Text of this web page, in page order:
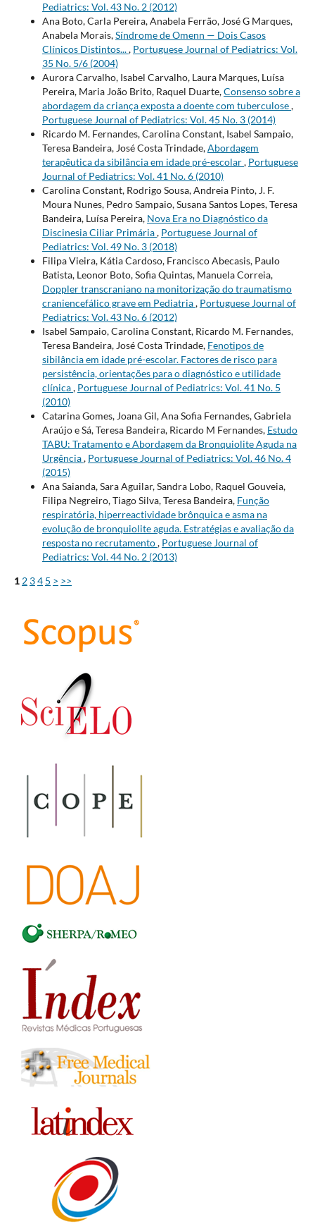
Pediatrics: Vol. 43 No. 2 (2012)
Ana Boto, Carla Pereira, Anabela Ferrão, José G Marques,
Anabela Morais,Síndrome de Omenn — Dois Casos
Clínicos Distintos..., Portuguese Journal of Pediatrics: Vol.
35 No. 5/6 (2004)
Aurora Carvalho, Isabel Carvalho, Laura Marques, Luísa
Pereira, Maria João Brito, Raquel Duarte,Consenso sobre a
abordagem da criança exposta a doente com tuberculose,
Portuguese Journal of Pediatrics: Vol. 45 No. 3 (2014)
Ricardo M. Fernandes, Carolina Constant, Isabel Sampaio,
Teresa Bandeira, José Costa Trindade,Abordagem
terapêutica da sibilância em idade pré-escolar, Portuguese
Journal of Pediatrics: Vol. 41 No. 6 (2010)
Carolina Constant, Rodrigo Sousa, Andreia Pinto, J. F.
Moura Nunes, Pedro Sampaio, Susana Santos Lopes, Teresa
Bandeira, Luísa Pereira, Nova Era no Diagnóstico da
Discinesia Ciliar Primária, Portuguese Journal of
Pediatrics: Vol. 49 No. 3 (2018)
Filipa Vieira, Kátia Cardoso, Francisco Abecasis, Paulo
Batista, Leonor Boto, Sofia Quintas, Manuela Correia,
Doppler transcraniano na monitorização do traumatismo
craniencefálico grave em Pediatria, Portuguese Journal of
Pediatrics: Vol. 43 No. 6 (2012)
Isabel Sampaio, Carolina Constant, Ricardo M. Fernandes,
Teresa Bandeira, José Costa Trindade, Fenotipos de
sibilância em idade pré-escolar. Factores de risco para
persistência, orientações para o diagnóstico e utilidade
clínica, Portuguese Journal of Pediatrics: Vol. 41 No. 5
(2010)
Catarina Gomes, Joana Gil, Ana Sofia Fernandes, Gabriela
Araújo e Sá, Teresa Bandeira, Ricardo M Fernandes, Estudo
TABU: Tratamento e Abordagem da Bronquiolite Aguda na
Urgência, Portuguese Journal of Pediatrics: Vol. 46 No. 4
(2015)
Ana Saianda, Sara Aguilar, Sandra Lobo, Raquel Gouveia,
Filipa Negreiro, Tiago Silva, Teresa Bandeira, Função
respiratória, hiperreactividade brônquica e asma na
evolução de bronquiolite aguda. Estratégias e avaliação da
resposta no recrutamento, Portuguese Journal of
Pediatrics: Vol. 44 No. 2 (2013)
1 2 34 5 > >>